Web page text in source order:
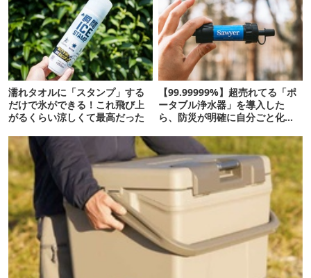
濡れタオルに「スタンプ」する
だけで氷ができる！これ飛び上
がるくらい涼しくて最高だった
【99.99999%】超売れてる「ポ
ータブル浄水器」を導入した
ら、防災が明確に自分ごと化し